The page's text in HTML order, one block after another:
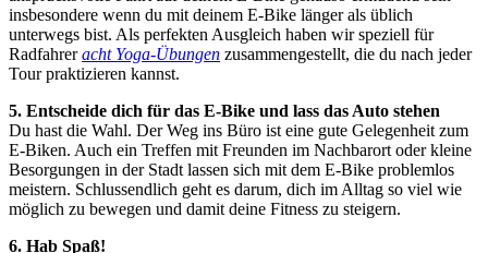
insbesondere wenn du mit deinem E-Bike länger als üblich
unterwegs bist. Als perfekten Ausgleich haben wir speziell für
Radfahreracht Yoga-Übungen zusammengestellt, die du nach jeder
Tour praktizieren kannst.
5. Entscheide dich für das E-Bike und lass das Auto stehen
Du hast die Wahl. Der Weg ins Büro ist eine gute Gelegenheit zum
E-Biken. Auch ein Treffen mit Freunden im Nachbarort oder kleine
Besorgungen in der Stadt lassen sich mit dem E-Bike problemlos
meistern. Schlussendlich geht es darum, dich im Alltag so viel wie
möglich zu bewegen und damit deine Fitness zu steigern.
6. Hab Spaß!